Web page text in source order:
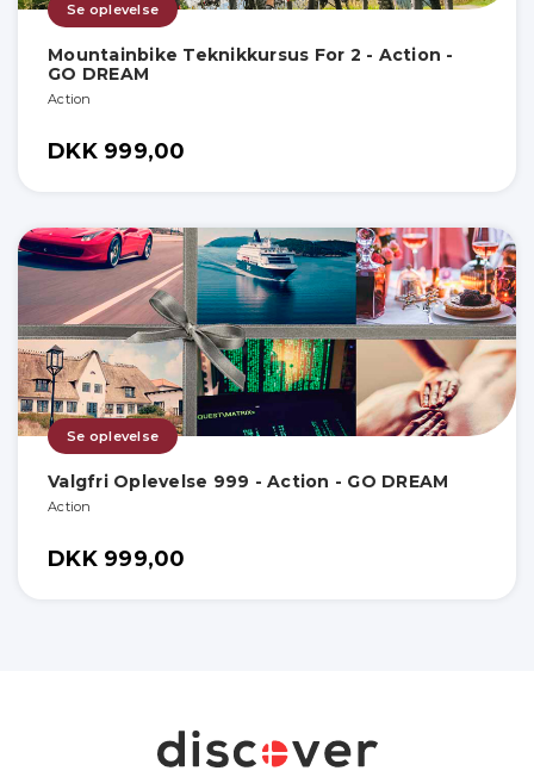
Se oplevelse
Mountainbike Teknikkursus For 2 - Action -
GO DREAM
Action
DKK 999,00
Se oplevelse
Valgfri Oplevelse 999 - Action - GO DREAM
Action
DKK 999,00